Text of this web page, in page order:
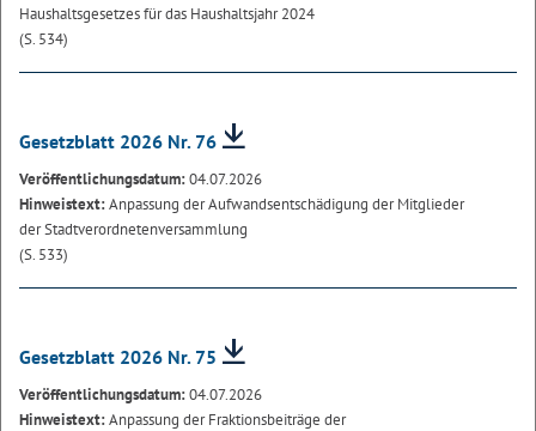
Haushaltsgesetzes für das Haushaltsjahr 2024
(S. 534)
Gesetzblatt 2026 Nr. 76
Veröffentlichungsdatum:04.07.2026
Hinweistext:Anpassung der Aufwandsentschädigung der Mitglieder
der Stadtverordnetenversammlung
(S. 533)
Gesetzblatt 2026 Nr. 75
Veröffentlichungsdatum:04.07.2026
Hinweistext:Anpassung der Fraktionsbeiträge der